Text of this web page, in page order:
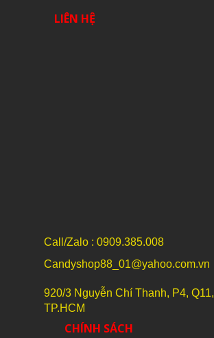
LIÊN HỆ
Call/Zalo : 0909.385.008
Candyshop88_01@yahoo.com.vn
920/3 Nguyễn Chí Thanh, P4, Q11,
TP.HCM
CHÍNH SÁCH